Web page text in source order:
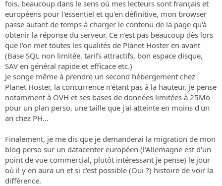
fois, beaucoup dans le sens où mes lecteurs sont français et
européens pour l'essentiel et qu'en définitive, mon browser
passe autant de temps à charger le contenu de la page qu'à
obtenir la réponse du serveur. Ce n'est pas beaucoup dès lors
que l'on met toutes les qualités de Planet Hoster en avant
(Base SQL non limitée, tarifs attractifs, bon espace disque,
SAV en général rapide et efficace etc.)
Je songe même à prendre un second hébergement chez
Planet Hoster, la concurrence n'étant pas à la hauteur, je pense
notamment à OVH et ses bases de données limitées à 25Mo
pour un plan perso, une taille que j'ai atteinte en moins d'un
an chez PH...
Finalement, je me dis que je demanderai la migration de mon
blog perso sur un datacenter européen (l'Allemagne est d'un
point de vue commercial, plutôt intéressant je pense) le jour
où il y en aura un et si c'est possible (Oui ?) histoire de voir la
différence.